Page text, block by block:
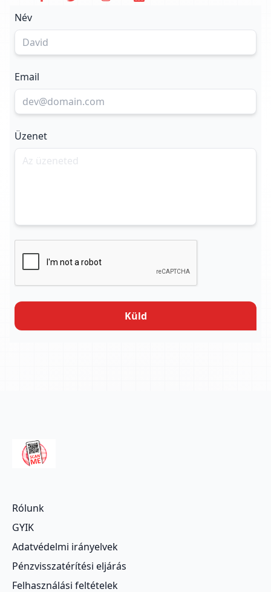
Név
Email
Üzenet
Küld
Rólunk
GYIK
Adatvédelmi irányelvek
Pénzvisszatérítési eljárás
Felhasználási feltételek